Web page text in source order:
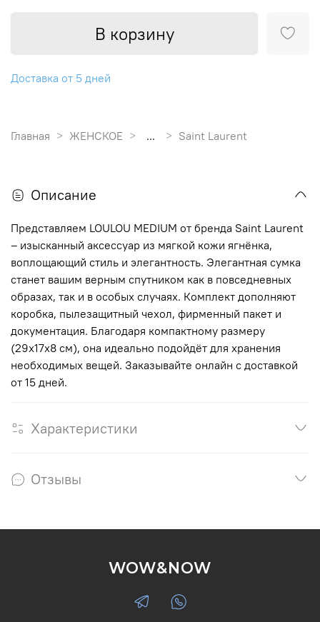
В корзину
Доставка от 5 дней
Главная ЖЕНСКОЕ ... Saint Laurent
Описание
Представляем LOULOU MEDIUM от бренда Saint Laurent
– изысканный аксессуар из мягкой кожи ягнёнка,
воплощающий стиль и элегантность. Элегантная сумка
станет вашим верным спутником как в повседневных
образах, так и в особых случаях. Комплект дополняют
коробка, пылезащитный чехол, фирменный пакет и
документация. Благодаря компактному размеру
(29x17x8 см), она идеально подойдёт для хранения
необходимых вещей. Заказывайте онлайн с доставкой
от 15 дней.
Характеристики
Отзывы
WOW&NOW